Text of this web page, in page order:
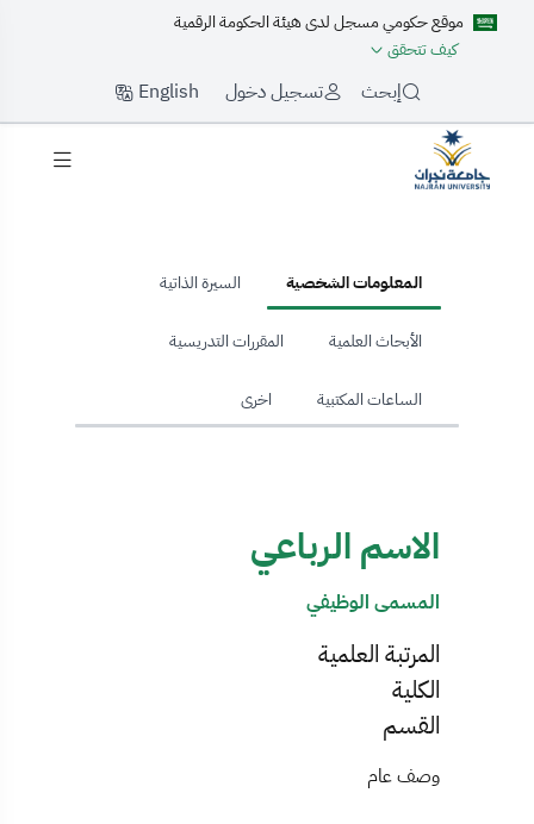
موقع حكومي مسجل لدى هيئة الحكومة الرقمية
كيف تتحقق
إبحث تسجيل دخول English
المعلومات الشخصية السيرة الذاتية
الأبحاث العلمية المقررات التدريسية
الساعات المكتبية اخرى
الاسم الرباعي
المسمى الوظيفي
المرتبة العلمية
الكلية
القسم
وصف عام